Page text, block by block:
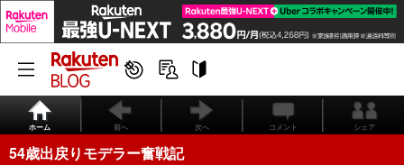
ホーム 前へ 次へ コメント シェア
54歳出戻りモデラー奮戦記